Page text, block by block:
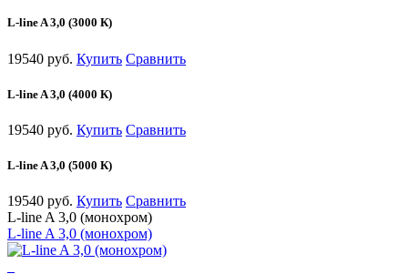
L-line A 3,0 (3000 К)
19540 руб. Купить Сравнить
L-line A 3,0 (4000 К)
19540 руб. Купить Сравнить
L-line A 3,0 (5000 К)
19540 руб. Купить Сравнить
L-line A 3,0 (монохром)
L-line A 3,0 (монохром)